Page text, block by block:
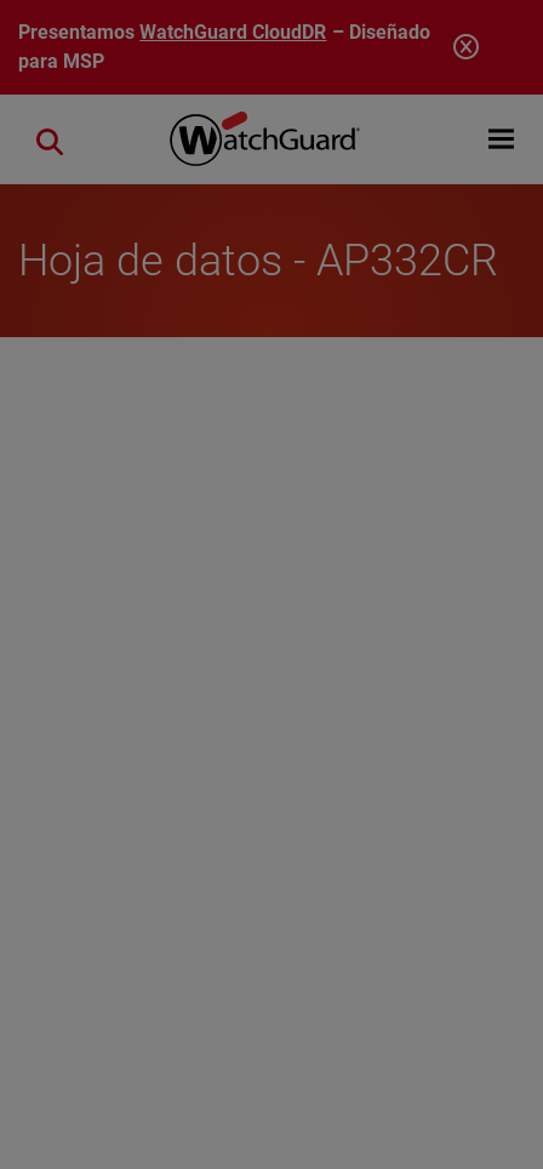
Pasar al contenido principal
PresentamosWatchGuard CloudDR – Diseñado
para MSP
Open
Close search
Hoja de datos - AP332CR